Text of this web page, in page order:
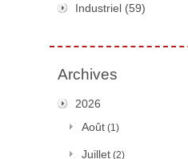
Industriel (59)
Archives
2026
Août (1)
Juillet (2)